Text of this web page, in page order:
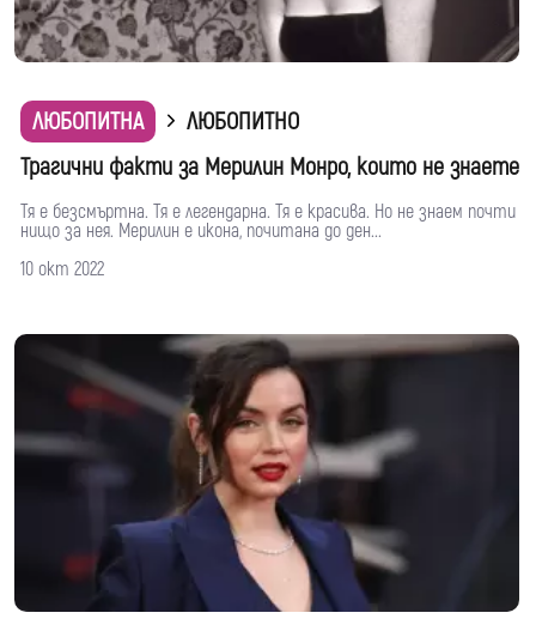
ЛЮБОПИТНА
ЛЮБОПИТНО
Трагични факти за Мерилин Монро, които не знаете
Тя е безсмъртна. Тя е легендарна. Тя е красива. Но не знаем почти
нищо за нея. Мерилин е икона, почитана до ден...
10 окт 2022